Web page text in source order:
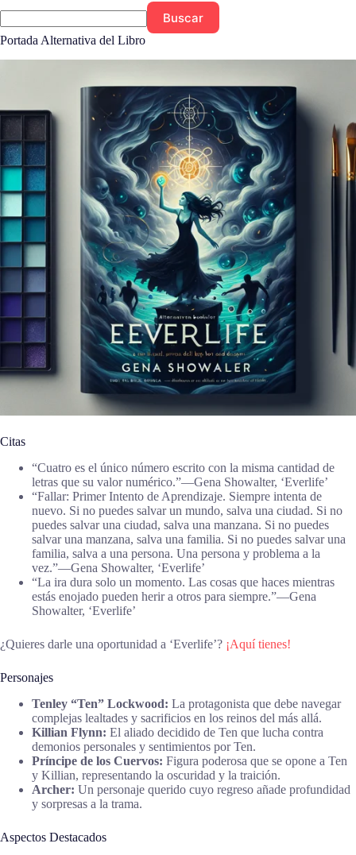
Buscar
Portada Alternativa del Libro
Citas
“Cuatro es el único número escrito con la misma cantidad de
letras que su valor numérico.”―Gena Showalter, ‘Everlife’
“Fallar: Primer Intento de Aprendizaje. Siempre intenta de
nuevo. Si no puedes salvar un mundo, salva una ciudad. Si no
puedes salvar una ciudad, salva una manzana. Si no puedes
salvar una manzana, salva una familia. Si no puedes salvar una
familia, salva a una persona. Una persona y problema a la
vez.”―Gena Showalter, ‘Everlife’
“La ira dura solo un momento. Las cosas que haces mientras
estás enojado pueden herir a otros para siempre.”―Gena
Showalter, ‘Everlife’
¿Quieres darle una oportunidad a ‘Everlife’? ¡Aquí tienes!
Personajes
Tenley “Ten” Lockwood: La protagonista que debe navegar
complejas lealtades y sacrificios en los reinos del más allá.
Killian Flynn: El aliado decidido de Ten que lucha contra
demonios personales y sentimientos por Ten.
Príncipe de los Cuervos: Figura poderosa que se opone a Ten
y Killian, representando la oscuridad y la traición.
Archer: Un personaje querido cuyo regreso añade profundidad
y sorpresas a la trama.
Aspectos Destacados